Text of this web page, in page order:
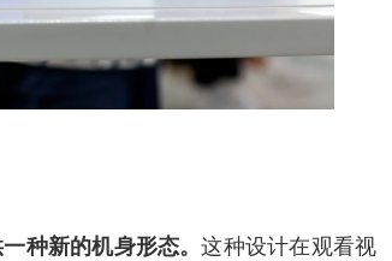
种新的机身形态。这种设计在观看视